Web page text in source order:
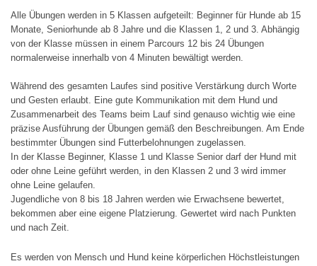
Alle Übungen werden in 5 Klassen aufgeteilt: Beginner für Hunde ab 15
Monate, Seniorhunde ab 8 Jahre und die Klassen 1, 2 und 3. Abhängig
von der Klasse müssen in einem Parcours 12 bis 24 Übungen
normalerweise innerhalb von 4 Minuten bewältigt werden.
Während des gesamten Laufes sind positive Verstärkung durch Worte
und Gesten erlaubt. Eine gute Kommunikation mit dem Hund und
Zusammenarbeit des Teams beim Lauf sind genauso wichtig wie eine
präzise Ausführung der Übungen gemäß den Beschreibungen. Am Ende
bestimmter Übungen sind Futterbelohnungen zugelassen.
In der Klasse Beginner, Klasse 1 und Klasse Senior darf der Hund mit
oder ohne Leine geführt werden, in den Klassen 2 und 3 wird immer
ohne Leine gelaufen.
Jugendliche von 8 bis 18 Jahren werden wie Erwachsene bewertet,
bekommen aber eine eigene Platzierung. Gewertet wird nach Punkten
und nach Zeit.
Es werden von Mensch und Hund keine körperlichen Höchstleistungen